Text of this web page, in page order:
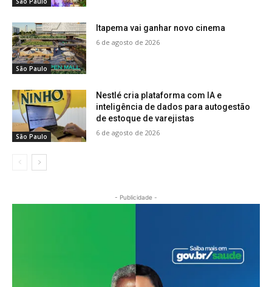
São Paulo
Itapema vai ganhar novo cinema
6 de agosto de 2026
São Paulo
Nestlé cria plataforma com IA e
inteligência de dados para autogestão
de estoque de varejistas
6 de agosto de 2026
- Publicidade -